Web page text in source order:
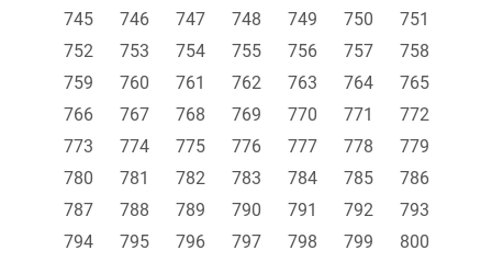
745
746 747 748 749 750
751
752
753 754 755 756 757
758
759
760 761 762 763 764
765
766
767 768 769 770 771
772
773
774 775 776 777 778
779
780
781 782 783 784 785
786
787
788 789 790 791 792
793
794
795 796 797 798 799
800